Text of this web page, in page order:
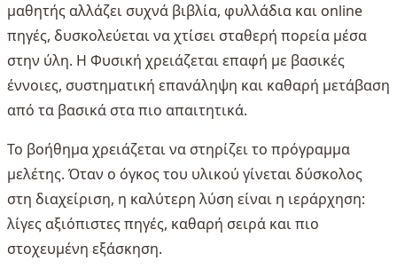
μαθητής αλλάζει συχνά βιβλία, φυλλάδια και online
πηγές, δυσκολεύεται να χτίσει σταθερή πορεία μέσα
στην ύλη. Η Φυσική χρειάζεται επαφή με βασικές
έννοιες, συστηματική επανάληψη και καθαρή μετάβαση
από τα βασικά στα πιο απαιτητικά.
Το βοήθημα χρειάζεται να στηρίζει το πρόγραμμα
μελέτης. Όταν ο όγκος του υλικού γίνεται δύσκολος
στη διαχείριση, η καλύτερη λύση είναι η ιεράρχηση:
λίγες αξιόπιστες πηγές, καθαρή σειρά και πιο
στοχευμένη εξάσκηση.